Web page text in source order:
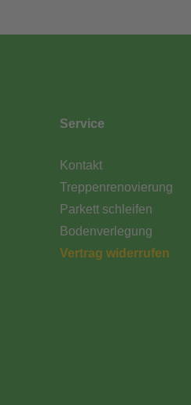
Service
Kontakt
Treppenrenovierung
Parkett schleifen
Bodenverlegung
Vertrag widerrufen